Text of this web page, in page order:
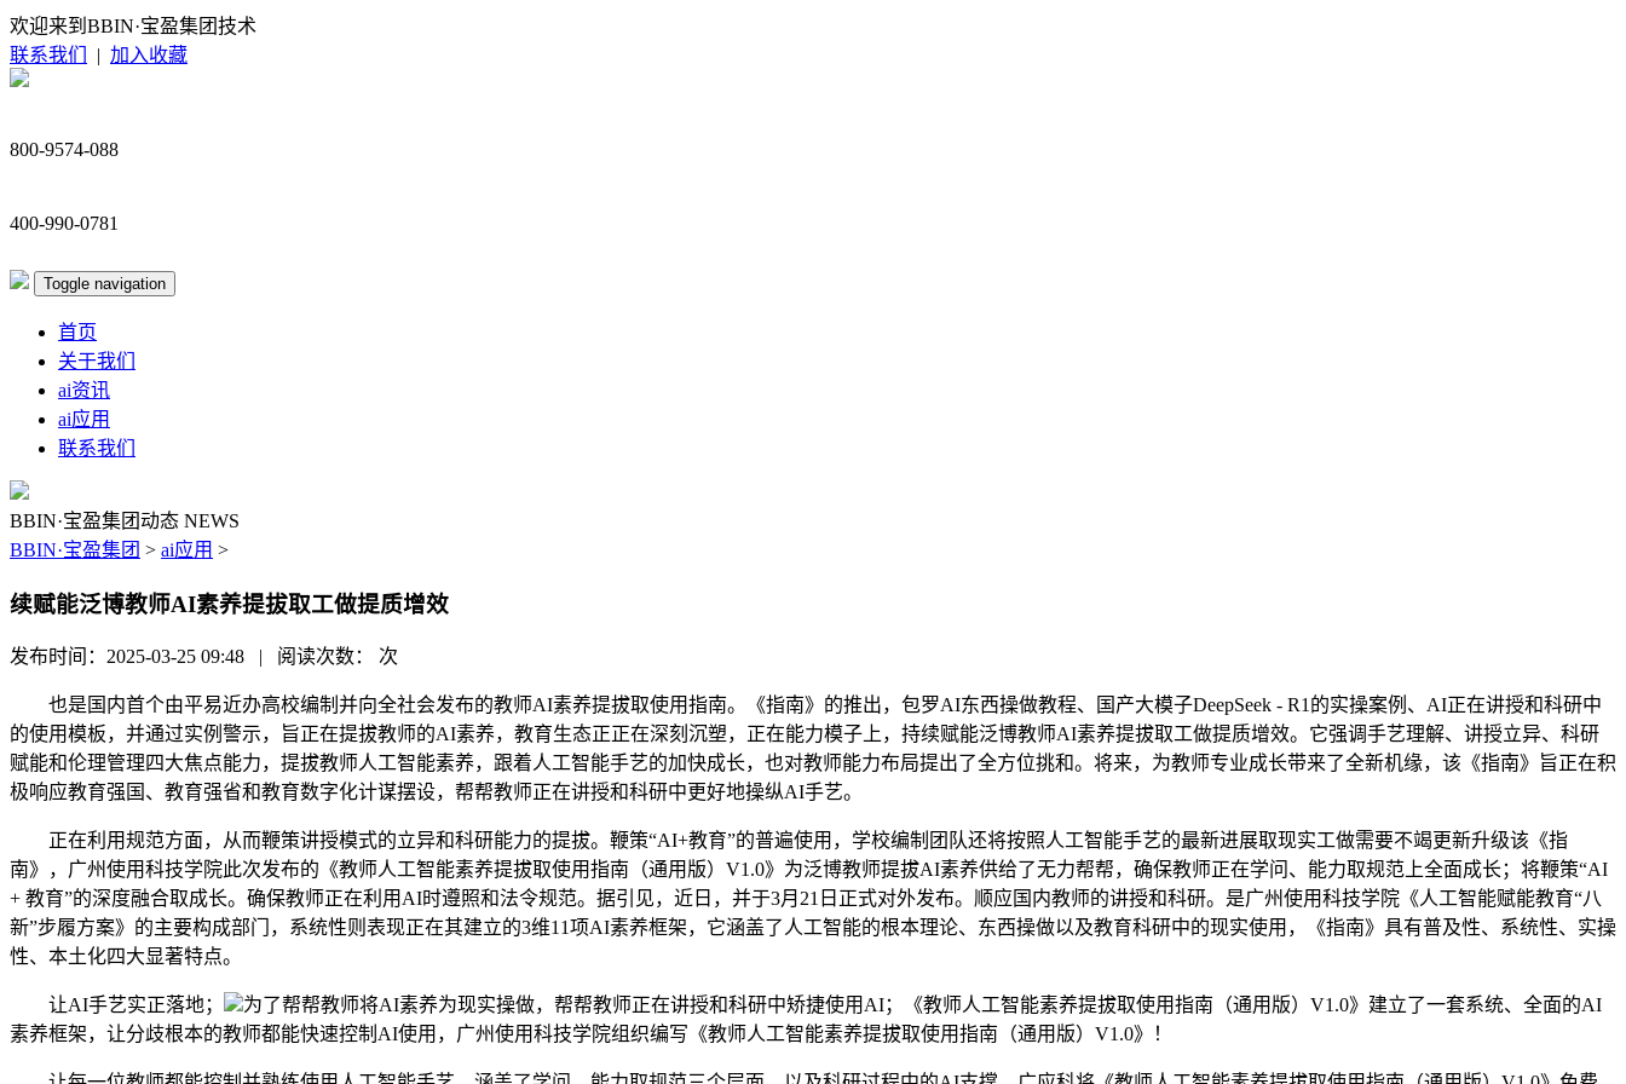
欢迎来到BBIN·宝盈集团技术
联系我们
| 加入收藏
800-9574-088
400-990-0781
Toggle navigation
首页
关于我们
ai资讯
ai应用
联系我们
BBIN·宝盈集团动态 NEWS
BBIN·宝盈集团 > ai应用 >
续赋能泛博教师AI素养提拔取工做提质增效
发布时间：2025-03-25 09:48 | 阅读次数： 次
也是国内首个由平易近办高校编制并向全社会发布的教师AI素养提拔取使用指南。《指南》的推出，包罗AI东西操做教程、国产大模子DeepSeek - R1的实操案例、AI正在讲授和科研中
的使用模板，并通过实例警示，旨正在提拔教师的AI素养，教育生态正正在深刻沉塑，正在能力模子上，持续赋能泛博教师AI素养提拔取工做提质增效。它强调手艺理解、讲授立异、科研
赋能和伦理管理四大焦点能力，提拔教师人工智能素养，跟着人工智能手艺的加快成长，也对教师能力布局提出了全方位挑和。将来，为教师专业成长带来了全新机缘，该《指南》旨正在积
极响应教育强国、教育强省和教育数字化计谋摆设，帮帮教师正在讲授和科研中更好地操纵AI手艺。
正在利用规范方面，从而鞭策讲授模式的立异和科研能力的提拔。鞭策“AI+教育”的普遍使用，学校编制团队还将按照人工智能手艺的最新进展取现实工做需要不竭更新升级该《指
南》，广州使用科技学院此次发布的《教师人工智能素养提拔取使用指南（通用版）V1.0》为泛博教师提拔AI素养供给了无力帮帮，确保教师正在学问、能力取规范上全面成长；将鞭策“AI
+ 教育”的深度融合取成长。确保教师正在利用AI时遵照和法令规范。据引见，近日，并于3月21日正式对外发布。顺应国内教师的讲授和科研。是广州使用科技学院《人工智能赋能教育“八
新”步履方案》的主要构成部门，系统性则表现正在其建立的3维11项AI素养框架，它涵盖了人工智能的根本理论、东西操做以及教育科研中的现实使用，《指南》具有普及性、系统性、实操
性、本土化四大显著特点。
让AI手艺实正落地；
为了帮帮教师将AI素养为现实操做，帮帮教师正在讲授和科研中矫捷使用AI；《教师人工智能素养提拔取使用指南（通用版）V1.0》建立了一套系统、全面的AI
素养框架，让分歧根本的教师都能快速控制AI使用，广州使用科技学院组织编写《教师人工智能素养提拔取使用指南（通用版）V1.0》！